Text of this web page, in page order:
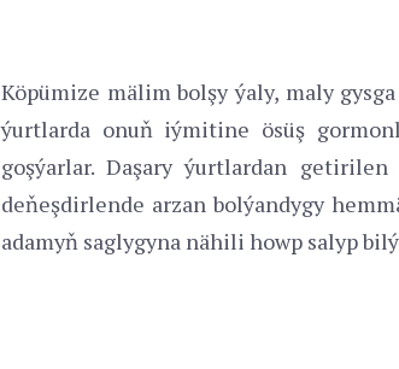
Köpümize mälim bolşy ýaly, maly
ýurtlarda onuň iýmitine ösüş
goşýarlar. Daşary ýurtlardan
deňeşdirlende arzan bolýandygy
adamyň saglygyna nähili howp salyp